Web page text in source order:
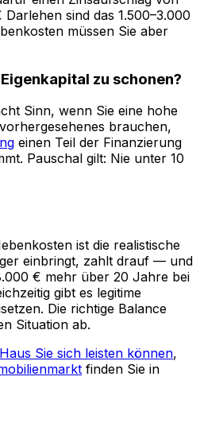
sind das 1.500–3.000
müssen Sie aber
zu schonen?
Sinn, wenn Sie eine hohe
brauchen,
einen Teil der Finanzierung
Pauschal gilt: Nie unter 10
ist die realistische
einbringt, zahlt drauf — und
€ mehr über 20 Jahre bei
gibt es legitime
Die richtige Balance
Situation ab.
Sie sich leisten können,
finden Sie in